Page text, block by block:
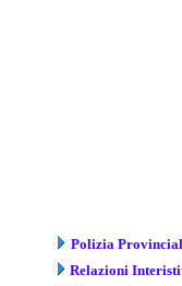
Polizia
Relazioni